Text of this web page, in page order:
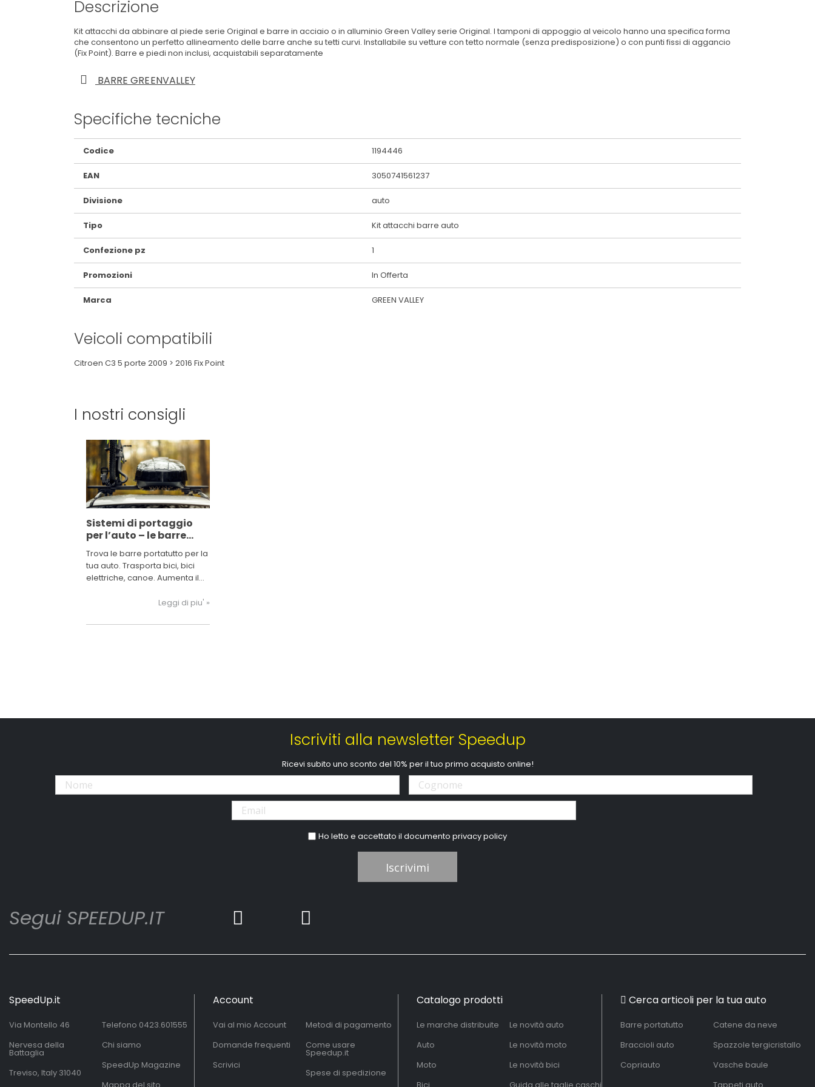
Descrizione
Kit attacchi da abbinare al piede serie Original e barre in acciaio o in alluminio Green Valley serie Original. I tamponi di appoggio al veicolo hanno una specifica forma
che consentono un perfetto allineamento delle barre anche su tetti curvi. Installabile su vetture con tetto normale (senza predisposizione) o con punti fissi di aggancio
(Fix Point). Barre e piedi non inclusi, acquistabili separatamente
BARRE GREENVALLEY
Specifiche tecniche
Maggiori
Informazioni
Codice 1194446
EAN 3050741561237
Divisione auto
Tipo Kit attacchi barre auto
Confezione pz 1
Promozioni In Offerta
Marca GREEN VALLEY
Veicoli compatibili
Citroen C3 5 porte 2009 > 2016 Fix Point
I nostri consigli
Sistemi di portaggio
per l’auto – le barre
portatutto
Trova le barre portatutto per la
tua auto. Trasporta bici, bici
elettriche, canoe. Aumenta il
Leggi di piu' »
Iscriviti alla newsletter Speedup
Ricevi subito uno sconto del 10% per il tuo primo acquisto online!
Ho letto e accettato il documentoprivacy policy
Iscrivimi
Segui SPEEDUP.IT
SpeedUp.it
Via Montello 46
Nervesa della
Battaglia
Treviso, Italy 31040
Telefono 0423.601555
Chi siamo
SpeedUp Magazine
Account
Vai al mio Account
Domande frequenti
Scrivici
Metodi di pagamento
Come usare
Speedup.it
Spese di spedizione
Catalogo prodotti
Le marche distribuite
Auto
Moto
Le novità auto
Le novità moto
Le novità bici
Cerca articoli per la tua auto
Barre portatutto
Braccioli auto
Copriauto
Catene da neve
Spazzole tergicristallo
Vasche baule